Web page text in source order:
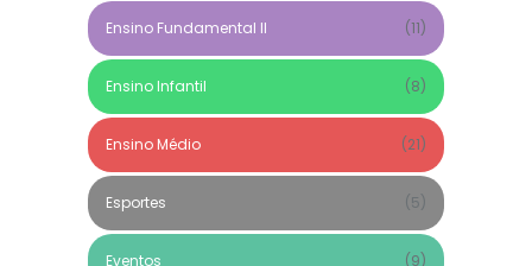
Ensino Fundamental II (11)
Ensino Infantil (8)
Ensino Médio (21)
Esportes (5)
Eventos (9)